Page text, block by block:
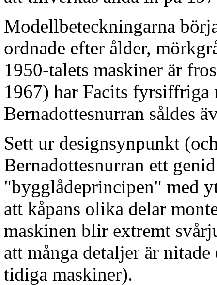
Modellbeteckningarna
ordnade efter ålder,
1950-talets maskiner är
1967) har Facits fyrsiffriga
Bernadottesnurran såldes
Sett ur designsynpunkt
Bernadottesnurran ett
"bygglådeprincipen" med
att kåpans olika delar
maskinen blir extremt
att många detaljer är
tidiga maskiner).